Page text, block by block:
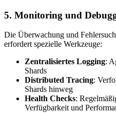
5. Monitoring und
Die Überwachung und
erfordert spezielle Werkzeuge:
Zentralisiertes Logging:
Shards
Distributed Tracing:
Shards hinweg
Health Checks:
Verfügbarkeit und